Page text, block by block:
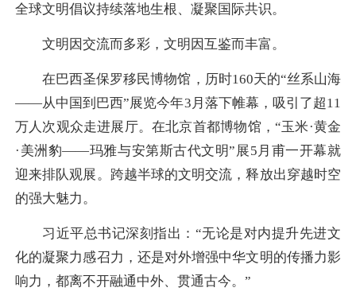
全球文明倡议持续落地生根、凝聚国际共识。
文明因交流而多彩，文明因互鉴而丰富。
在巴西圣保罗移民博物馆，历时160天的“丝系山海
——从中国到巴西”展览今年3月落下帷幕，吸引了超11
万人次观众走进展厅。在北京首都博物馆，“玉米·黄金
·美洲豹——玛雅与安第斯古代文明”展5月甫一开幕就
迎来排队观展。跨越半球的文明交流，释放出穿越时空
的强大魅力。
习近平总书记深刻指出：“无论是对内提升先进文
化的凝聚力感召力，还是对外增强中华文明的传播力影
响力，都离不开融通中外、贯通古今。”